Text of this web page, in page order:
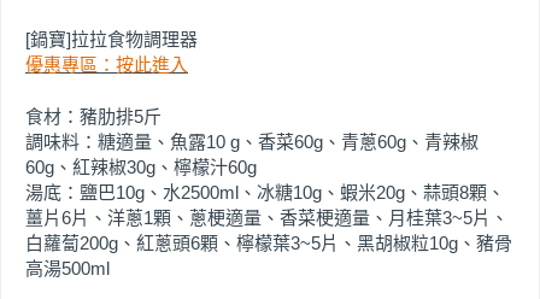
[鍋寶]拉拉食物調理器
優惠專區：按此進入
食材：豬肋排5斤
調味料：糖適量、魚露10 g、香菜60g、青蔥60g、青辣椒
60g、紅辣椒30g、檸檬汁60g
湯底：鹽巴10g、水2500ml、冰糖10g、蝦米20g、蒜頭8顆、
薑片6片、洋蔥1顆、蔥梗適量、香菜梗適量、月桂葉3~5片、
白蘿蔔200g、紅蔥頭6顆、檸檬葉3~5片、黑胡椒粒10g、豬骨
高湯500ml